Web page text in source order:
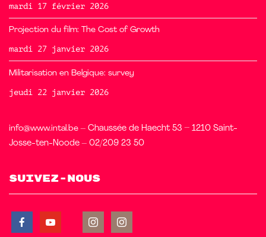
mardi 17 février 2026
Projection du film: The Cost of Growth
mardi 27 janvier 2026
Militarisation en Belgique: survey
jeudi 22 janvier 2026
info@www.intal.be – Chaussée de Haecht 53 – 1210 Saint-
Josse-ten-Noode – 02/209 23 50
Suivez-nous